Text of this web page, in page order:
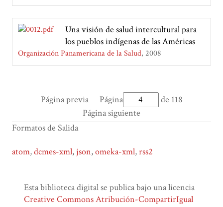
Una visión de salud intercultural para
los pueblos indígenas de las Américas
Organización Panamericana de la Salud 2008
Página previa Página
de 118
Página siguiente
Formatos de Salida
atom,dcmes-xml, json,omeka-xml,rss2
Esta biblioteca digital se publica bajo una licencia
Creative Commons Atribución-CompartirIgual